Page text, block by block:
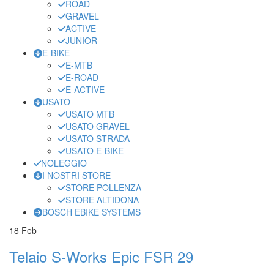
ROAD
GRAVEL
ACTIVE
JUNIOR
E-BIKE
E-MTB
E-ROAD
E-ACTIVE
USATO
USATO MTB
USATO GRAVEL
USATO STRADA
USATO E-BIKE
NOLEGGIO
I NOSTRI STORE
STORE POLLENZA
STORE ALTIDONA
BOSCH EBIKE SYSTEMS
18 Feb
Telaio S-Works Epic FSR 29